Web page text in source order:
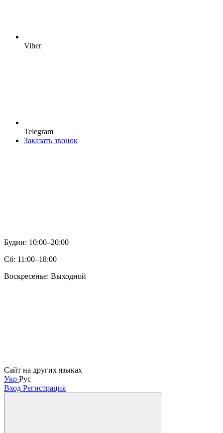
Viber
Telegram
Заказать звонок
Будни: 10:00–20:00
Сб: 11:00–18:00
Воскресенье: Выходной
Сайт на других языках
Укр Рус
Вход Регистрация